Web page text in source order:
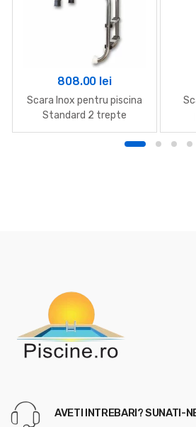
808.00 lei
Scara Inox pentru piscina
Standard 2 trepte
AVETI INTREBARI? SUNATI-